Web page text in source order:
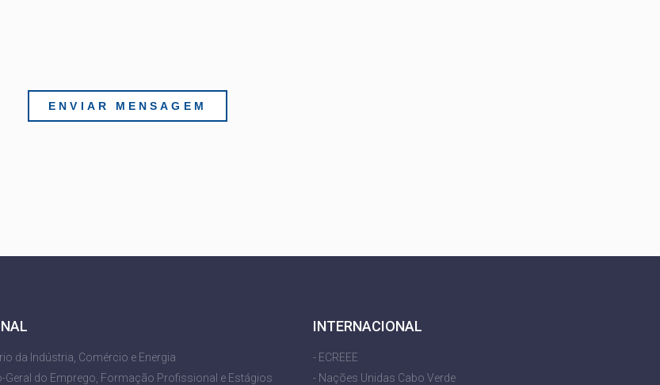
ENVIAR MENSAGEM
da Indústria, Comércio e Energia
Geral do Emprego, Formação Profissional e Estágios
INTERNACIONAL
- ECREEE
- Nações Unidas Cabo Verde